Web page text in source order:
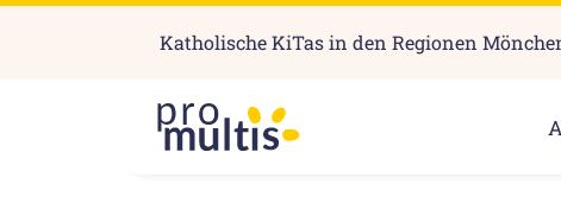
Katholische KiTas in den Regionen